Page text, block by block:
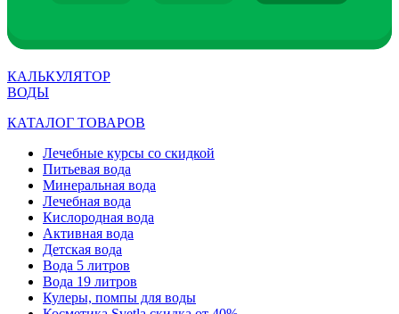
КАЛЬКУЛЯТОР
ВОДЫ
КАТАЛОГ ТОВАРОВ
Лечебные курсы со скидкой
Питьевая вода
Минеральная вода
Лечебная вода
Кислородная вода
Активная вода
Детская вода
Вода 5 литров
Вода 19 литров
Кулеры, помпы для воды